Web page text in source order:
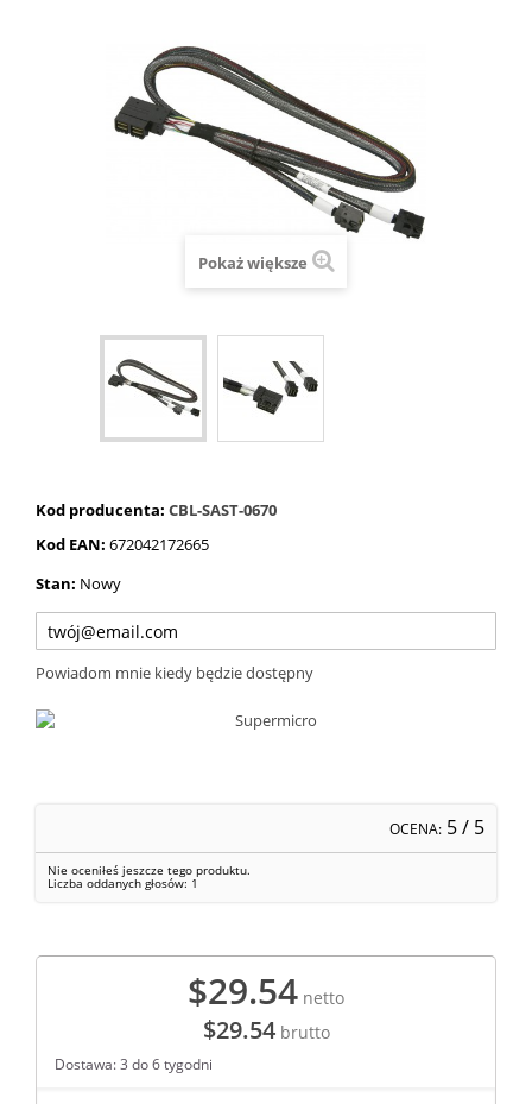
Pokaż większe
Kod producenta: CBL-SAST-0670
Kod EAN: 672042172665
Stan: Nowy
Powiadom mnie kiedy będzie dostępny
OCENA: 5/ 5
Nie oceniłeś jeszcze tego produktu.
Liczba oddanych głosów: 1
$29.54 netto
$29.54brutto
Dostawa: 3 do 6 tygodni